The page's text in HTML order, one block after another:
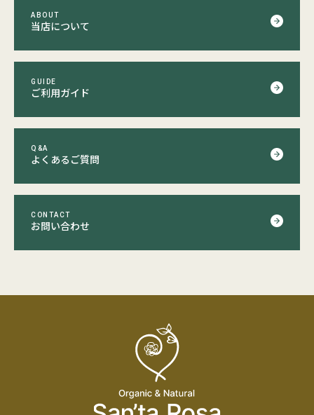
ABOUT
当店について
GUIDE
ご利用ガイド
Q&A
よくあるご質問
CONTACT
お問い合わせ